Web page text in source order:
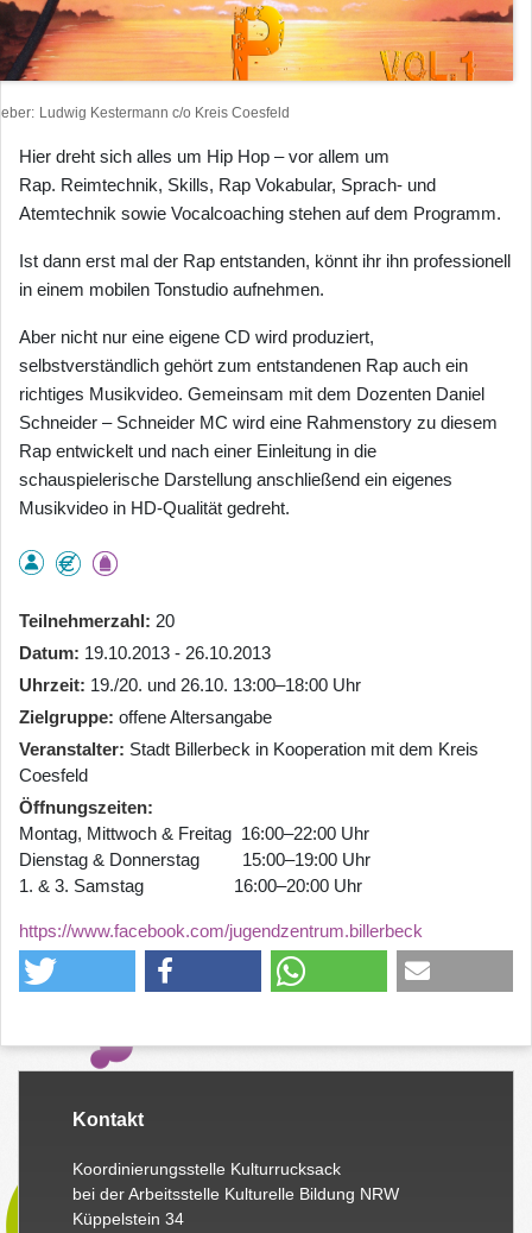
Ludwig Kestermann c/o Kreis Coesfeld
Hier dreht sich alles um Hip Hop – vor allem um
Rap. Reimtechnik, Skills, Rap Vokabular, Sprach- und
Atemtechnik sowie Vocalcoaching stehen auf dem Programm.
Ist dann erst mal der Rap entstanden, könnt ihr ihn professionell
in einem mobilen Tonstudio aufnehmen.
Aber nicht nur eine eigene CD wird produziert,
selbstverständlich gehört zum entstandenen Rap auch ein
richtiges Musikvideo. Gemeinsam mit dem Dozenten Daniel
Schneider – Schneider MC wird eine Rahmenstory zu diesem
Rap entwickelt und nach einer Einleitung in die
schauspielerische Darstellung anschließend ein eigenes
Musikvideo in HD-Qualität gedreht.
Teilnehmerzahl
20
Datum 19.10.2013 - 26.10.2013
Uhrzeit 19./20. und 26.10. 13:00–18:00 Uhr
Zielgruppe offene Altersangabe
Veranstalter Stadt Billerbeck in Kooperation mit dem Kreis
Coesfeld
Öffnungszeiten
Montag, Mittwoch & Freitag 16:00–22:00 Uhr
Dienstag & Donnerstag 15:00–19:00 Uhr
1. & 3. Samstag 16:00–20:00 Uhr
https://www.facebook.com/jugendzentrum.billerbeck
Kontakt
Koordinierungsstelle Kulturrucksack
bei der Arbeitsstelle Kulturelle Bildung NRW
Küppelstein 34